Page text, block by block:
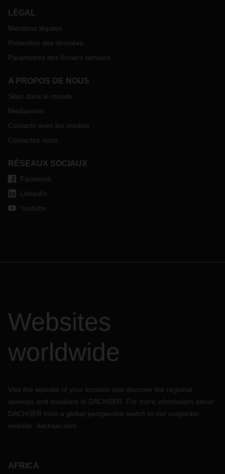
LÉGAL
Mentions légales
Protection des données
Paramètres des fichiers témoins
A PROPOS DE NOUS
Sites dans le monde
Mediaroom
Contacts avec les médias
Contactez nous
RÉSEAUX SOCIAUX
Facebook
LinkedIn
Youtube
Websites
worldwide
Visit the website of your location and discover the regional
services and solutions of DACHSER. For more information about
DACHSER from a global perspective switch to our corporate
website: dachser.com
AFRICA